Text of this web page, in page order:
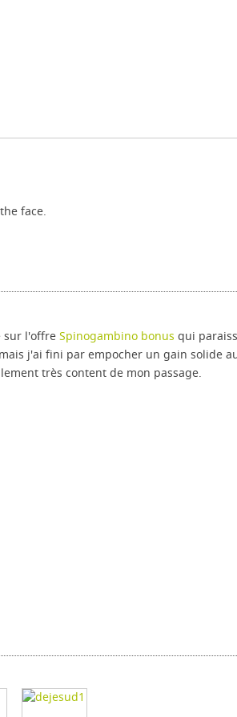
face.
sur l'offre Spinogambino bonus qui
j'ai fini par empocher un gain solide
très content de mon passage.